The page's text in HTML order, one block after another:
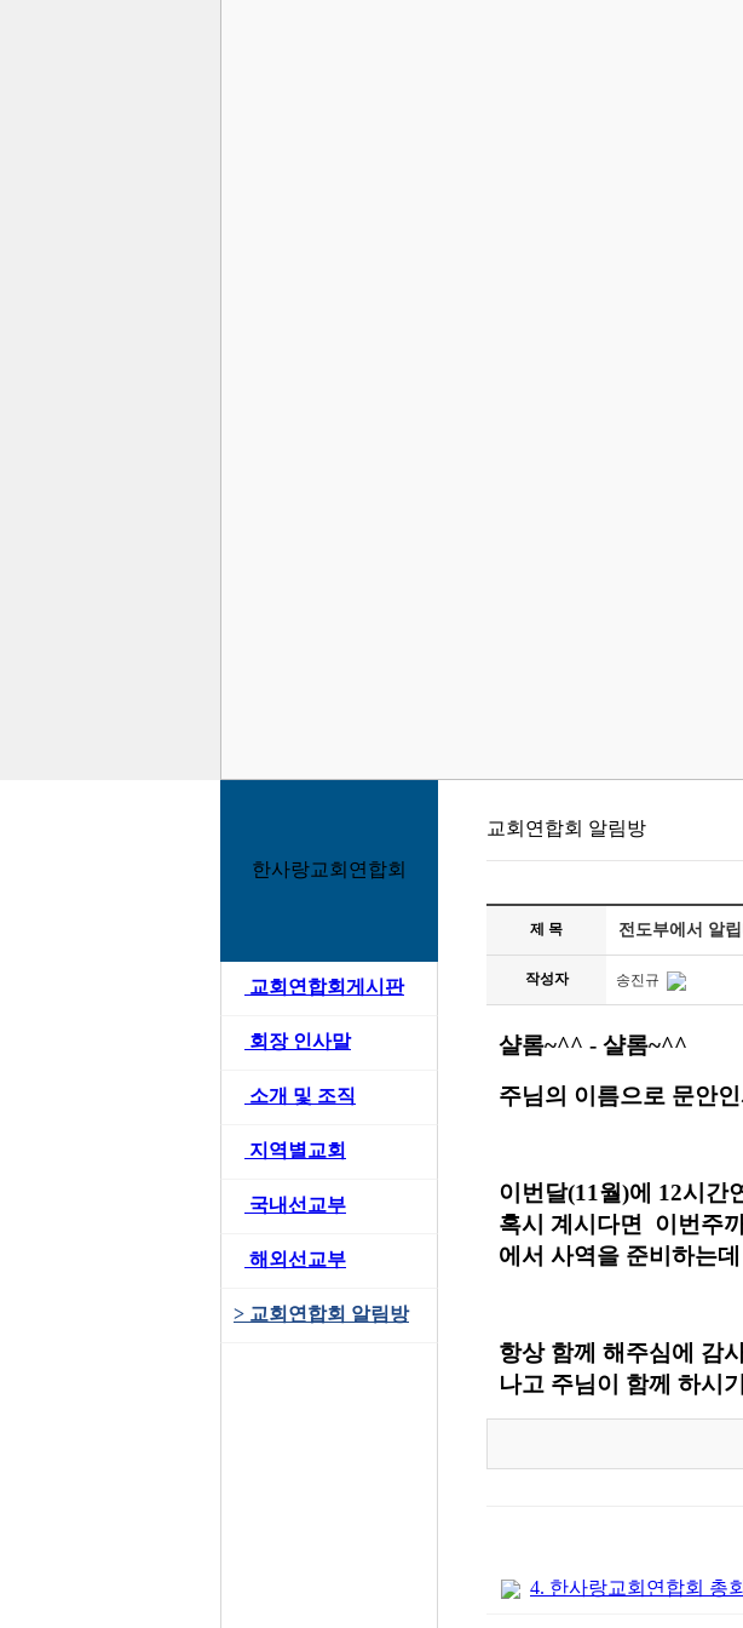
한사랑교회연합회
교회연합회게시판
회장 인사말
소개 및 조직
지역별교회
국내선교부
해외선교부
> 교회연합회 알림방
교회연합회 알림방
제 목 전도부에서 알
작성자 송진규
샬롬~^^ - 샬롬~^^
주님의 이름으로 문안
이번달(11월)에 12시간
혹시 계시다면 이번주
에서 사역을 준비하는
항상 함께 해주심에 감
나고 주님이 함께 하시
4. 한사랑교회연합회 총회